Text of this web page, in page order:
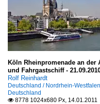
Köln Rheinpromenade an
und Fahrgastschiff -
Rolf Reinhardt
Deutschland / Nordrhein-
Deutschland
 8778 1024x680 Px, 14.01.2011